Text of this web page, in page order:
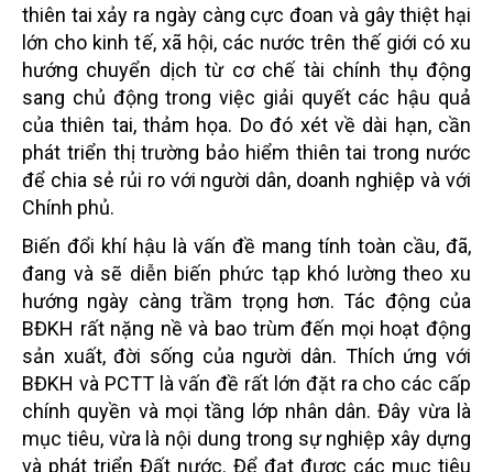
thiên tai xảy ra ngày càng cực đoan và gây thiệt hại
lớn cho kinh tế, xã hội, các nước trên thế giới có xu
hướng chuyển dịch từ cơ chế tài chính thụ động
sang chủ động trong việc giải quyết các hậu quả
của thiên tai, thảm họa. Do đó xét về dài hạn, cần
phát triển thị trường bảo hiểm thiên tai trong nước
để chia sẻ rủi ro với người dân, doanh nghiệp và với
Chính phủ.
Biến đổi khí hậu là vấn đề mang tính toàn cầu, đã,
đang và sẽ diễn biến phức tạp khó lường theo xu
hướng ngày càng trầm trọng hơn. Tác động của
BĐKH rất nặng nề và bao trùm đến mọi hoạt động
sản xuất, đời sống của người dân. Thích ứng với
BĐKH và PCTT là vấn đề rất lớn đặt ra cho các cấp
chính quyền và mọi tầng lớp nhân dân. Đây vừa là
mục tiêu, vừa là nội dung trong sự nghiệp xây dựng
và phát triển Đất nước. Để đạt được các mục tiêu